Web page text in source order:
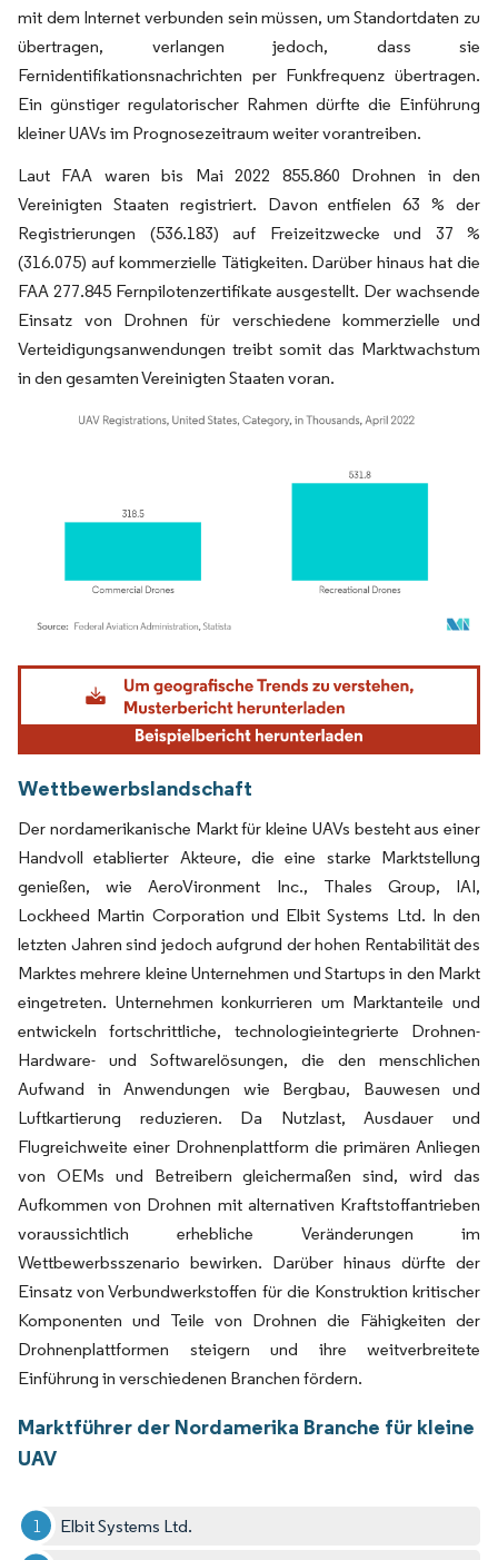
mit dem Internet verbunden sein müssen, um Standortdaten zu
übertragen, verlangen jedoch, dass sie
Fernidentifikationsnachrichten per Funkfrequenz übertragen.
Ein günstiger regulatorischer Rahmen dürfte die Einführung
kleiner UAVs im Prognosezeitraum weiter vorantreiben.
Laut FAA waren bis Mai 2022 855.860 Drohnen in den
Vereinigten Staaten registriert. Davon entfielen 63 % der
Registrierungen (536.183) auf Freizeitzwecke und 37 %
(316.075) auf kommerzielle Tätigkeiten. Darüber hinaus hat die
FAA 277.845 Fernpilotenzertifikate ausgestellt. Der wachsende
Einsatz von Drohnen für verschiedene kommerzielle und
Verteidigungsanwendungen treibt somit das Marktwachstum
in den gesamten Vereinigten Staaten voran.
Bild © Mordor Intelligence. Wiederverwendung erfordert Namensnennung gemäß
Wettbewerbslandschaft
Der nordamerikanische Markt für kleine UAVs besteht aus einer
Handvoll etablierter Akteure, die eine starke Marktstellung
genießen, wie AeroVironment Inc., Thales Group, IAI,
Lockheed Martin Corporation und Elbit Systems Ltd. In den
letzten Jahren sind jedoch aufgrund der hohen Rentabilität des
Marktes mehrere kleine Unternehmen und Startups in den Markt
eingetreten. Unternehmen konkurrieren um Marktanteile und
entwickeln fortschrittliche, technologieintegrierte Drohnen-
Hardware- und Softwarelösungen, die den menschlichen
Aufwand in Anwendungen wie Bergbau, Bauwesen und
Luftkartierung reduzieren. Da Nutzlast, Ausdauer und
Flugreichweite einer Drohnenplattform die primären Anliegen
von OEMs und Betreibern gleichermaßen sind, wird das
Aufkommen von Drohnen mit alternativen Kraftstoffantrieben
voraussichtlich erhebliche Veränderungen im
Wettbewerbsszenario bewirken. Darüber hinaus dürfte der
Einsatz von Verbundwerkstoffen für die Konstruktion kritischer
Komponenten und Teile von Drohnen die Fähigkeiten der
Drohnenplattformen steigern und ihre weitverbreitete
Einführung in verschiedenen Branchen fördern.
Marktführer der Nordamerika Branche für kleine
UAV
Elbit Systems Ltd.